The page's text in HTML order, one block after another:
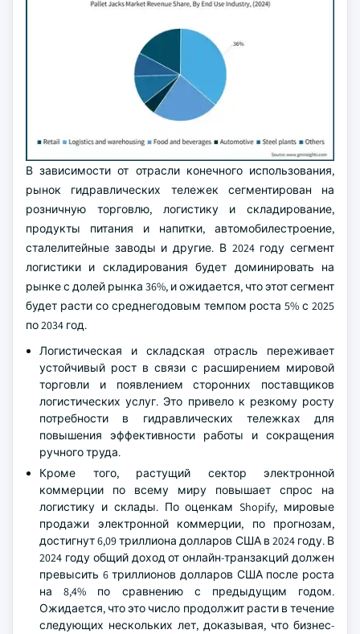
В зависимости от отрасли конечного использования,
рынок гидравлических тележек сегментирован на
розничную торговлю, логистику и складирование,
продукты питания и напитки, автомобилестроение,
сталелитейные заводы и другие. В 2024 году сегмент
логистики и складирования будет доминировать на
рынке с долей рынка 36%, и ожидается, что этот сегмент
будет расти со среднегодовым темпом роста 5% с 2025
по 2034 год.
Логистическая и складская отрасль переживает
устойчивый рост в связи с расширением мировой
торговли и появлением сторонних поставщиков
логистических услуг. Это привело к резкому росту
потребности в гидравлических тележках для
повышения эффективности работы и сокращения
ручного труда.
Кроме того, растущий сектор электронной
коммерции по всему миру повышает спрос на
логистику и склады. По оценкам Shopify, мировые
продажи электронной коммерции, по прогнозам,
достигнут 6,09 триллиона долларов США в 2024 году. В
2024 году общий доход от онлайн-транзакций должен
превысить 6 триллионов долларов США после роста
на 8,4% по сравнению с предыдущим годом.
Ожидается, что это число продолжит расти в течение
следующих нескольких лет, доказывая, что бизнес-